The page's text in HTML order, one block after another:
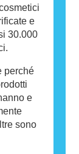
e
30.000
perché
e
sono